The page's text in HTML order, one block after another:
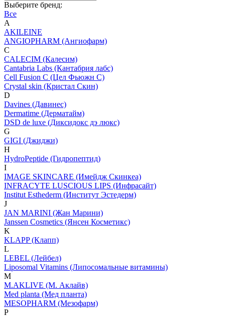
Выберите бренд:
Все
A
AKILEINE
ANGIOPHARM (Ангиофарм)
C
CALECIM (Калесим)
Cantabria Labs (Кантабрия лабс)
Cell Fusion C (Цел Фьюжн С)
Crystal skin (Кристал Скин)
D
Davines (Давинес)
Dermatime (Дерматайм)
DSD de luxe (Диксидокс дэ люкс)
G
GIGI (Джиджи)
H
HydroPeptide (Гидропептид)
I
IMAGE SKINCARE (Имейдж Скинкеа)
INFRACYTE LUSCIOUS LIPS (Инфрасайт)
Institut Esthederm (Институт Эстедерм)
J
JAN MARINI (Жан Марини)
Janssen Cosmetics (Янсен Косметикс)
K
KLAPP (Клапп)
L
LEBEL (Лейбел)
Liposomal Vitamins (Липосомальные витамины)
M
M.AKLIVE (М. Аклайв)
Med planta (Мед планта)
MESOPHARM (Мезофарм)
P